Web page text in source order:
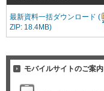
最新資料一括ダウンロード (
ZIP: 18.4MB)
モバイルサイトのご案内